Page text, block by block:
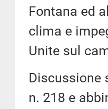
Fontana ed
clima e
Unite sul
Discussione
n. 218 e